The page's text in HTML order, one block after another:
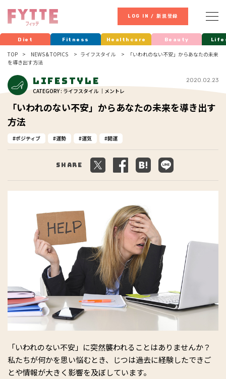
LOG IN / 新規登録
Diet Fitness Healthcare Beauty
TOP NEWS & TOPICS ライフスタイル
「いわれのない不安」からあなたの未来
を導き出す方法
Lifestyle
CATEGORY : ライフスタイル ｜メントレ
2020.02.23
「いわれのない不安」からあなたの未来を導き出す
方法
ポジティブ 運勢 運気 開運
Share
「いわれのない不安」に突然襲われることはありませんか？
私たちが何かを思い悩むとき、じつは過去に経験したできご
とや情報が大きく影響を及ぼしています。